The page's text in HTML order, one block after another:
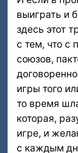
выиграть и
здесь этот
с тем, что с
союзов,
игры того
то время
которая,
игре, и
с каждым